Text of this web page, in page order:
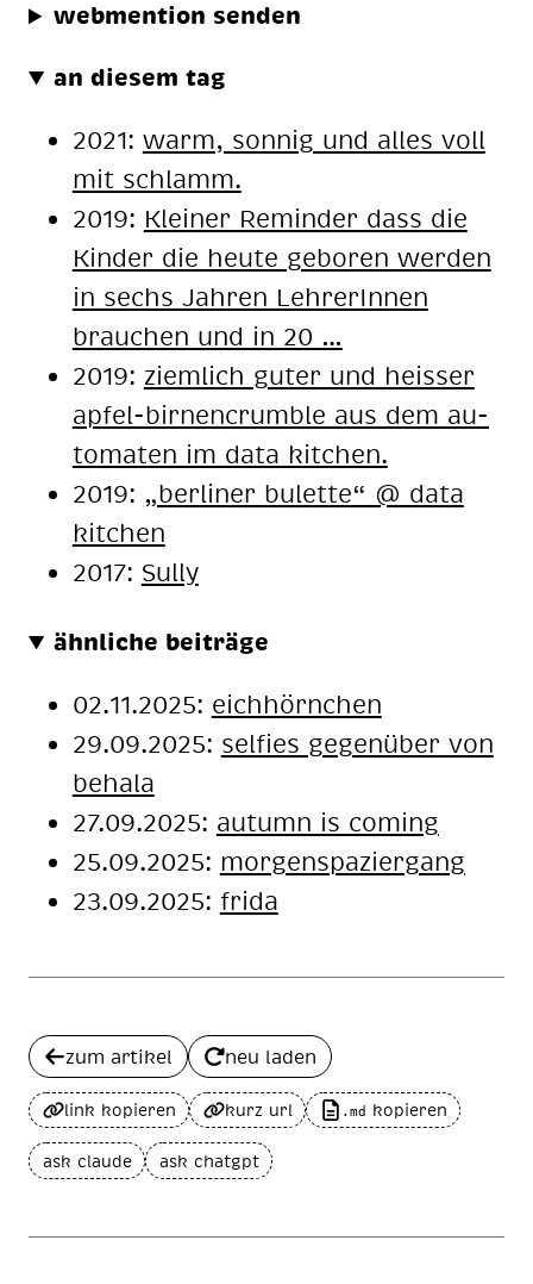
webmention senden
an diesem tag
2021: warm, son­nig und al­les voll
mit schlamm.
2019: Klei­ner Re­min­der dass die
Kin­der die heu­te ge­bo­ren wer­den
in sechs Jah­ren Leh­re­rIn­nen
brau­chen und in 20 …
2019: ziem­lich gu­ter und heis­ser
ap­fel-bir­nen­crum­ble aus dem au­
to­ma­ten im data kit­chen.
2019: „ber­li­ner bu­let­te“ @ data
kit­chen
2017: Sully
ähnliche beiträge
02.11.2025: eichhörnchen
29.09.2025: selfies gegenüber von
behala
27.09.2025: autumn is coming
25.09.2025: mor­gen­spa­zier­gang
23.09.2025: frida
zum artikel neu laden
link kopieren kurz url .md kopieren
ask claude ask chatgpt